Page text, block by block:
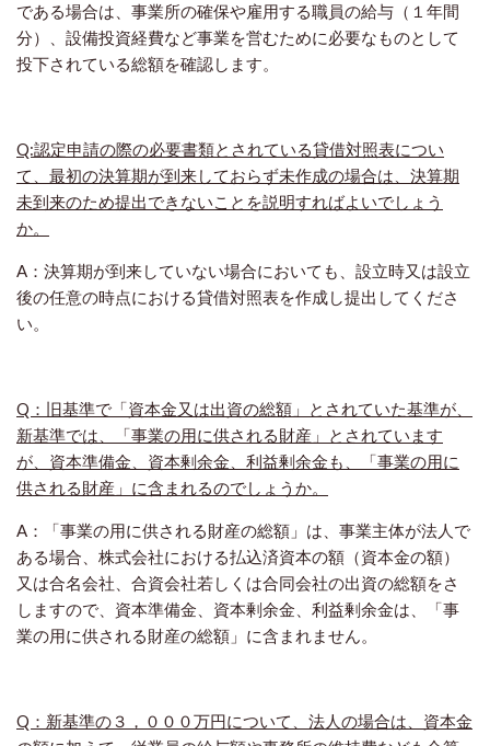
である場合は、事業所の確保や雇用する職員の給与（１年間
分）、設備投資経費など事業を営むために必要なものとして
投下されている総額を確認します。
Q:認定申請の際の必要書類とされている貸借対照表につい
て、最初の決算期が到来しておらず未作成の場合は、決算期
未到来のため提出できないことを説明すればよいでしょう
か。
A：決算期が到来していない場合においても、設立時又は設立
後の任意の時点における貸借対照表を作成し提出してくださ
い。
Q：旧基準で「資本金又は出資の総額」とされていた基準が、
新基準では、「事業の用に供される財産」とされています
が、資本準備金、資本剰余金、利益剰余金も、「事業の用に
供される財産」に含まれるのでしょうか。
A：「事業の用に供される財産の総額」は、事業主体が法人で
ある場合、株式会社における払込済資本の額（資本金の額）
又は合名会社、合資会社若しくは合同会社の出資の総額をさ
しますので、資本準備金、資本剰余金、利益剰余金は、「事
業の用に供される財産の総額」に含まれません。
Q：新基準の３，０００万円について、法人の場合は、資本金